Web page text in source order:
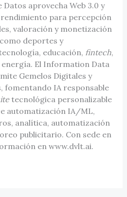
Datos aprovecha Web 3.0 y
para percepción
valoración y monetización
deportes y
educación, fintech,
energía. El Information Data
Gemelos Digitales y
fomentando IA responsable
tecnológica personalizable
automatización IA/ML,
analítica, automatización
publicitario. Con sede en
en www.dvlt.ai.